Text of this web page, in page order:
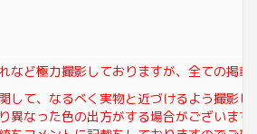
など極力撮影しておりますが、全ての掲載
して、なるべく実物と近づけるよう撮影し
異なった色の出方がする場合がございます